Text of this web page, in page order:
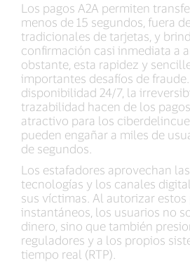
Los pagos A2A permiten
menos de 15 segundos, fuera
tradicionales de tarjetas, y
confirmación casi inmediata a
obstante, esta rapidez y
importantes desafíos de
disponibilidad 24/7, la
trazabilidad hacen de los
atractivo para los
pueden engañar a miles de
de segundos.
Los estafadores aprovechan
tecnologías y los canales
sus víctimas. Al autorizar estos
instantáneos, los usuarios no
dinero, sino que también
reguladores y a los propios
tiempo real (RTP).